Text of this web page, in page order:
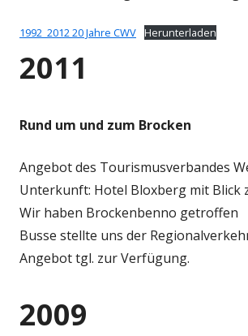
1992_2012 20 Jahre CWV Herunterladen
2011
Rund um und zum Brocken
Angebot des Tourismusverbandes
Unterkunft: Hotel Bloxberg mit Blick
Wir haben Brockenbenno getroffen
Busse stellte uns der
Angebot tgl. zur Verfügung.
2009